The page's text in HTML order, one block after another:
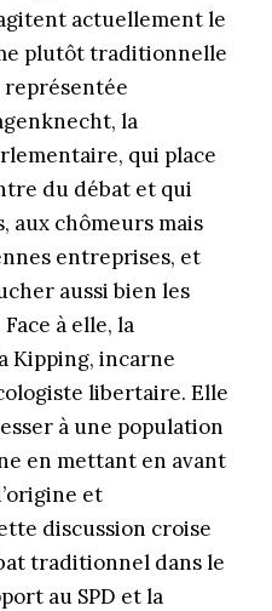
actuellement le
plutôt traditionnelle
représentée
la
qui place
du débat et qui
aux chômeurs mais
entreprises, et
aussi bien les
à elle, la
Kipping, incarne
libertaire. Elle
à une population
en mettant en avant
et
discussion croise
traditionnel dans le
au SPD et la